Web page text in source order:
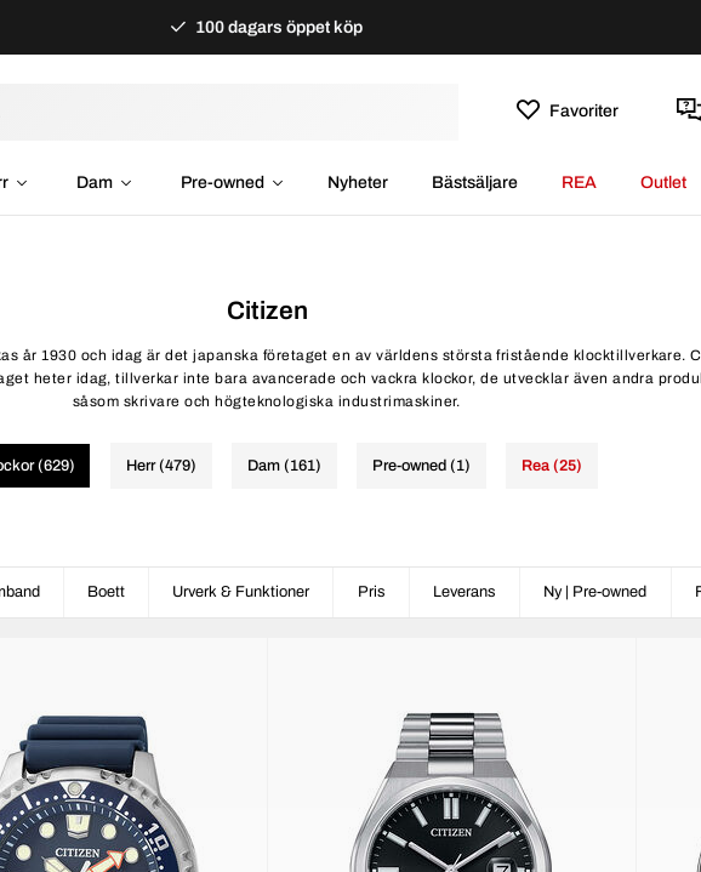
100 dagars öppet köp
Favoriter
Dam Pre-owned Nyheter Bästsäljare REA Outlet
Citizen
år 1930 och idag är det japanska företaget en av världens största fristående klocktillverkare.
heter idag, tillverkar inte bara avancerade och vackra klockor, de utvecklar även andra
såsom skrivare och högteknologiska industrimaskiner.
(629) Herr (479) Dam (161) Pre-owned (1) Rea (25)
Boett Urverk & Funktioner Pris Leverans Ny | Pre-owned